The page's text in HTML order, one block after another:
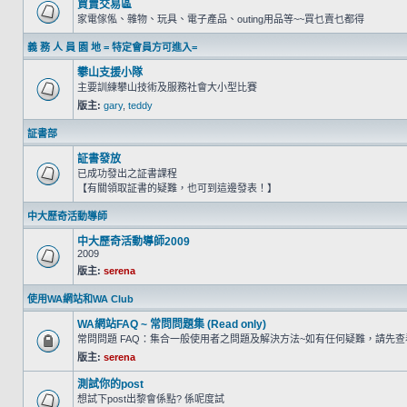
買賣交易區
家電傢俬、雜物、玩具、電子產品、outing用品等~~買乜賣乜都得
義 務 人 員 園 地 = 特定會員方可進入=
攀山支援小隊
主要訓練攀山技術及服務社會大小型比賽
版主: gary, teddy
証書部
証書發放
已成功發出之証書課程
【有關領取証書的疑難，也可到這邊發表！】
中大歷奇活動導師
中大歷奇活動導師2009
2009
版主: serena
使用WA網站和WA Club
WA網站FAQ ~ 常問問題集 (Read only)
常問問題 FAQ：集合一般使用者之問題及解決方法~如有任何疑難，請先查
版主: serena
測試你的post
想試下post出黎會係點? 係呢度試